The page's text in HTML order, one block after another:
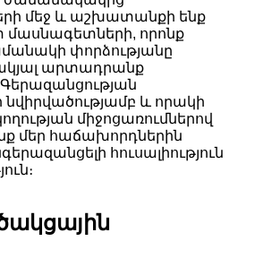
մեջ և աշխատանքի ենք
մասնագետների, որոնք
փորձությանը
արտադրանք
և որակի
միջոցառումներով
մեր հաճախորդներին
հուսալիություն